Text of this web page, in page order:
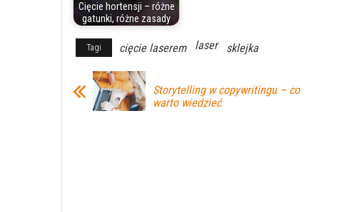
Cięcie hortensji – różne
gatunki, różne zasady
Tagi cięcie laserem laser sklejka
Storytelling w copywritingu – co
warto wiedzieć